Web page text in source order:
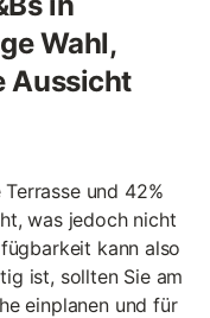
Wahl,
Aussicht
und 42%
was jedoch nicht
kann also
ist, sollten Sie am
einplanen und für